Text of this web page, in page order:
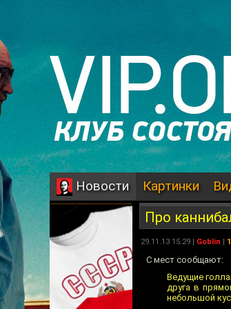
Новости Картинки
Про
29.11.13 15:29 | Goblin |
С мест сообщают:
Ведущие
друга в
небольшой